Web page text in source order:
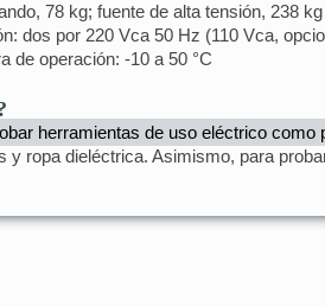
78 kg; fuente de alta tensión, 238 kg
dos por 220 Vca 50 Hz (110 Vca,
de operación: -10 a 50 °C
herramientas de uso eléctrico como
y ropa dieléctrica. Asimismo, para